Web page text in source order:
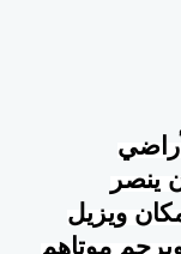
ينصر
ويزيل
موتاهم